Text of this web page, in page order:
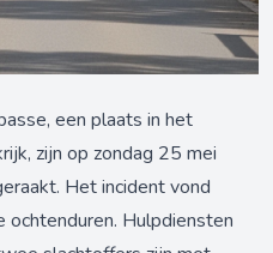
een plaats in het
zijn op zondag 25 mei
Het incident vond
Hulpdiensten